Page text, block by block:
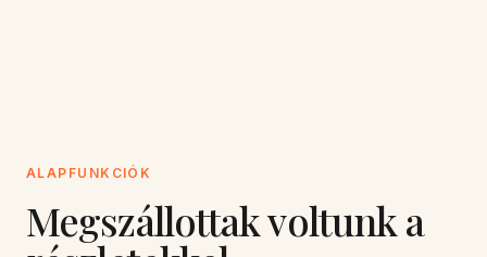
ALAPFUNKCIÓK
Megszállottak voltunk a